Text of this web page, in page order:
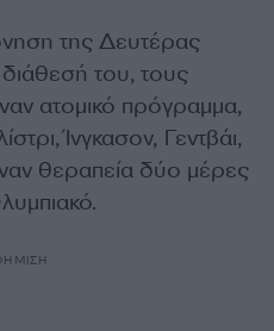
της Δευτέρας
του, τους
ατομικό πρόγραμμα,
Ίνγκασον, Γεντβάι,
θεραπεία δύο μέρες